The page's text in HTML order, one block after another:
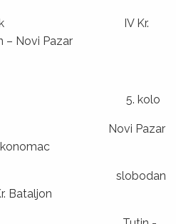
Trstenik IV Kr.
– Novi Pazar
5. kolo
Novi Pazar
slobodan
Bataljon